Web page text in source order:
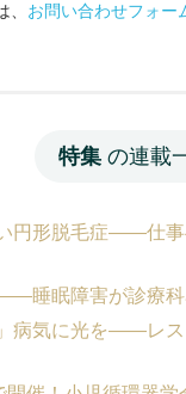
お問い合わせフォー
特集 の連載
円形脱毛症――仕
睡眠障害が診療
病気に光を――レ